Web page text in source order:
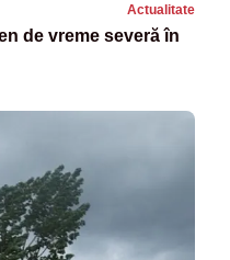
Actualitate
de vreme severă în